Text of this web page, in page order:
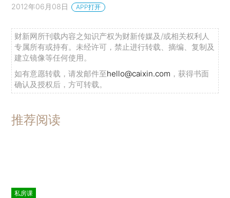
2012年06月08日 APP打开
财新网所刊载内容之知识产权为财新传媒及/或相关权利人
专属所有或持有。未经许可，禁止进行转载、摘编、复制及
建立镜像等任何使用。
如有意愿转载，请发邮件至hello@caixin.com ，获得书面
确认及授权后，方可转载。
推荐阅读
私房课